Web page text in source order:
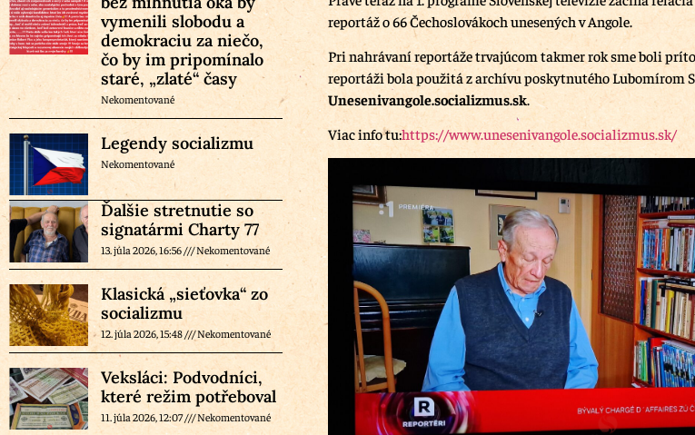
vymenili slobodu a
demokraciu za niečo,
čo by im pripomínalo
staré, „zlaté“ časy
Nekomentované
Legendy socializmu
Nekomentované
Ďalšie stretnutie so
signatármi Charty 77
13. júla 2026, 16:56 Nekomentované
Klasická „sieťovka“ zo
socializmu
12. júla 2026, 15:48 Nekomentované
Veksláci: Podvodníci,
které režim potřeboval
11. júla 2026, 12:07 Nekomentované
reportáž o 66 Čechoslovákoch unesených v Angole.
Pri nahrávaní reportáže trvajúcom takmer rok sme boli
reportáži bola použitá z archívu poskytnutého Lubomírom
Unesenivangole.socializmus.sk
Viac info tu:https://www.unesenivangole.socializmus.sk/